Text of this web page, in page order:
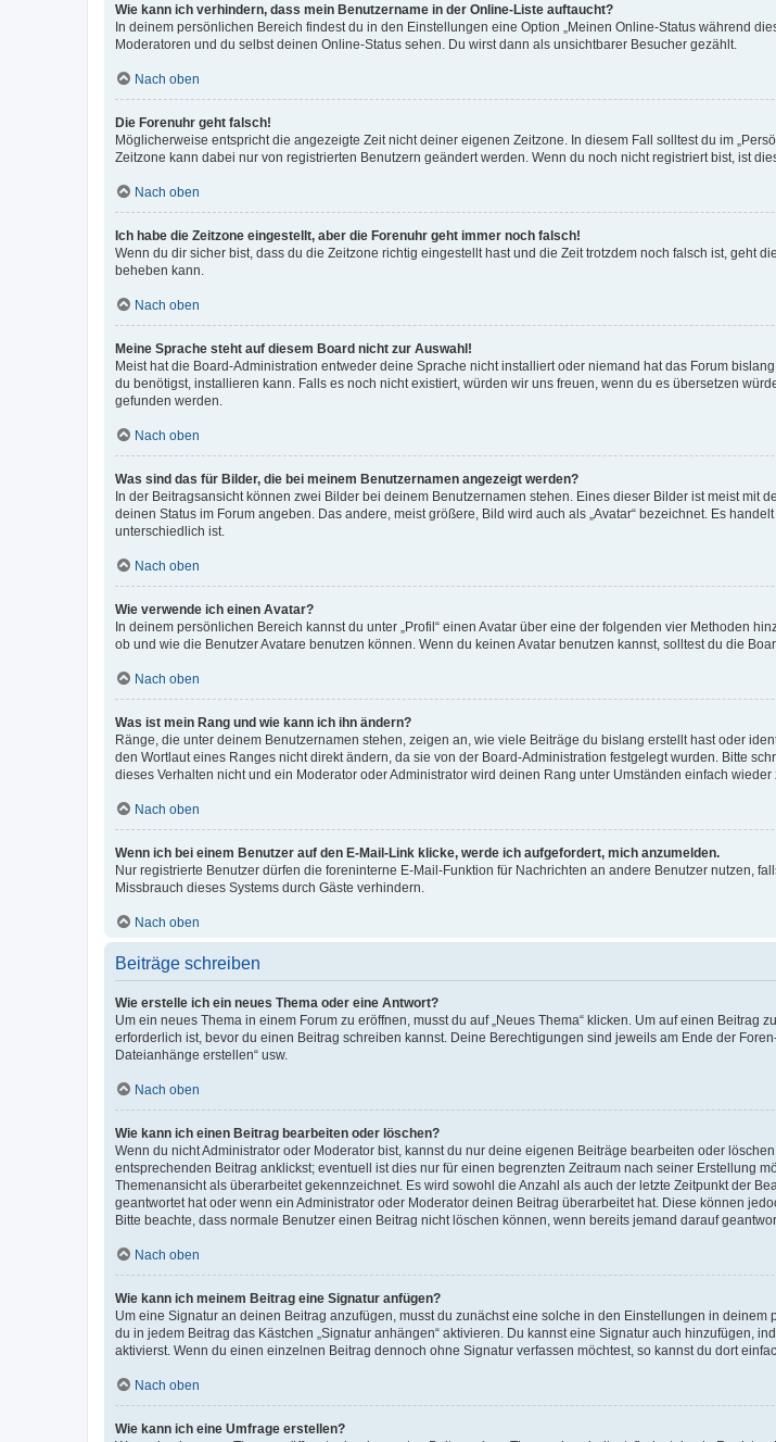
Wie kann ich verhindern, dass mein Benutzername in der Online-Liste auftaucht?
In deinem persönlichen Bereich findest du in den Einstellungen eine Option „Meinen Online-Status während
Moderatoren und du selbst deinen Online-Status sehen. Du wirst dann als unsichtbarer Besucher gezählt.
Nach oben
Die Forenuhr geht falsch!
Möglicherweise entspricht die angezeigte Zeit nicht deiner eigenen Zeitzone. In diesem Fall solltest du im
Zeitzone kann dabei nur von registrierten Benutzern geändert werden. Wenn du noch nicht registriert bist, ist
Nach oben
Ich habe die Zeitzone eingestellt, aber die Forenuhr geht immer noch falsch!
Wenn du dir sicher bist, dass du die Zeitzone richtig eingestellt hast und die Zeit trotzdem noch falsch ist, geht
beheben kann.
Nach oben
Meine Sprache steht auf diesem Board nicht zur Auswahl!
Meist hat die Board-Administration entweder deine Sprache nicht installiert oder niemand hat das Forum
du benötigst, installieren kann. Falls es noch nicht existiert, würden wir uns freuen, wenn du es übersetzen
gefunden werden.
Nach oben
Was sind das für Bilder, die bei meinem Benutzernamen angezeigt werden?
In der Beitragsansicht können zwei Bilder bei deinem Benutzernamen stehen. Eines dieser Bilder ist meist mit
deinen Status im Forum angeben. Das andere, meist größere, Bild wird auch als „Avatar“ bezeichnet. Es
unterschiedlich ist.
Nach oben
Wie verwende ich einen Avatar?
In deinem persönlichen Bereich kannst du unter „Profil“ einen Avatar über eine der folgenden vier Methoden
ob und wie die Benutzer Avatare benutzen können. Wenn du keinen Avatar benutzen kannst, solltest du die
Nach oben
Was ist mein Rang und wie kann ich ihn ändern?
Ränge, die unter deinem Benutzernamen stehen, zeigen an, wie viele Beiträge du bislang erstellt hast oder
den Wortlaut eines Ranges nicht direkt ändern, da sie von der Board-Administration festgelegt wurden. Bitte
dieses Verhalten nicht und ein Moderator oder Administrator wird deinen Rang unter Umständen einfach wieder
Nach oben
Wenn ich bei einem Benutzer auf den E-Mail-Link klicke, werde ich aufgefordert, mich anzumelden.
Nur registrierte Benutzer dürfen die foreninterne E-Mail-Funktion für Nachrichten an andere Benutzer nutzen,
Missbrauch dieses Systems durch Gäste verhindern.
Nach oben
Beiträge schreiben
Wie erstelle ich ein neues Thema oder eine Antwort?
Um ein neues Thema in einem Forum zu eröffnen, musst du auf „Neues Thema“ klicken. Um auf einen Beitrag
erforderlich ist, bevor du einen Beitrag schreiben kannst. Deine Berechtigungen sind jeweils am Ende der
Dateianhänge erstellen“ usw.
Nach oben
Wie kann ich einen Beitrag bearbeiten oder löschen?
Wenn du nicht Administrator oder Moderator bist, kannst du nur deine eigenen Beiträge bearbeiten oder
entsprechenden Beitrag anklickst; eventuell ist dies nur für einen begrenzten Zeitraum nach seiner Erstellung
Themenansicht als überarbeitet gekennzeichnet. Es wird sowohl die Anzahl als auch der letzte Zeitpunkt der
geantwortet hat oder wenn ein Administrator oder Moderator deinen Beitrag überarbeitet hat. Diese können
Bitte beachte, dass normale Benutzer einen Beitrag nicht löschen können, wenn bereits jemand darauf
Nach oben
Wie kann ich meinem Beitrag eine Signatur anfügen?
Um eine Signatur an deinen Beitrag anzufügen, musst du zunächst eine solche in den Einstellungen in
du in jedem Beitrag das Kästchen „Signatur anhängen“ aktivieren. Du kannst eine Signatur auch hinzufügen,
aktivierst. Wenn du einen einzelnen Beitrag dennoch ohne Signatur verfassen möchtest, so kannst du dort
Nach oben
Wie kann ich eine Umfrage erstellen?